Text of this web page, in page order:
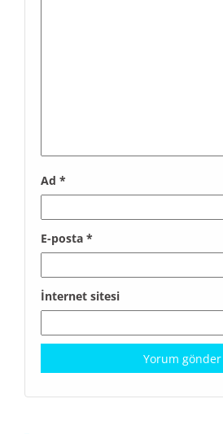
Ad *
E-posta *
İnternet sitesi